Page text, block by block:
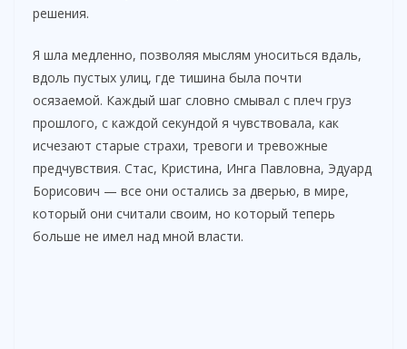
решения.
Я шла медленно, позволяя мыслям уноситься вдаль,
вдоль пустых улиц, где тишина была почти
осязаемой. Каждый шаг словно смывал с плеч груз
прошлого, с каждой секундой я чувствовала, как
исчезают старые страхи, тревоги и тревожные
предчувствия. Стас, Кристина, Инга Павловна, Эдуард
Борисович — все они остались за дверью, в мире,
который они считали своим, но который теперь
больше не имел над мной власти.